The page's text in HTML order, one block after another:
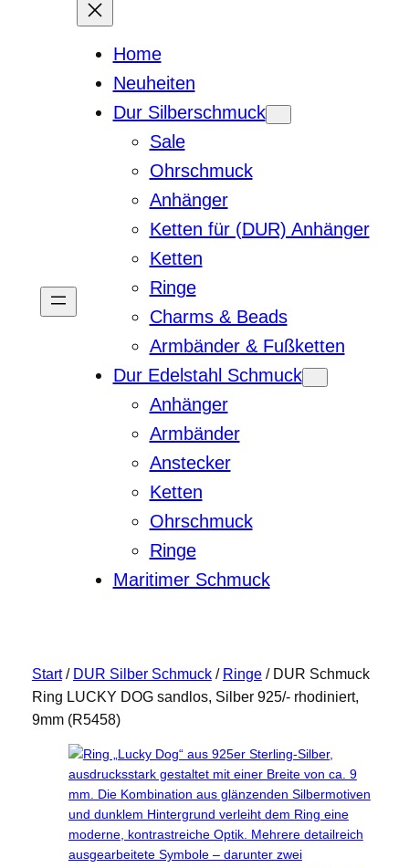
Home
Neuheiten
Dur Silberschmuck
Sale
Ohrschmuck
Anhänger
Ketten für (DUR) Anhänger
Ketten
Ringe
Charms & Beads
Armbänder & Fußketten
Dur Edelstahl Schmuck
Anhänger
Armbänder
Anstecker
Ketten
Ohrschmuck
Ringe
Maritimer Schmuck
Start/ DUR Silber Schmuck/ Ringe/ DUR Schmuck
Ring LUCKY DOG sandlos, Silber 925/- rhodiniert,
9mm (R5458)